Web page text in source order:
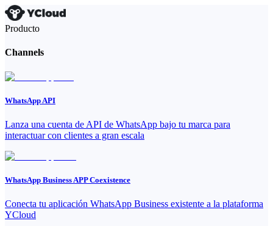
Producto
Channels
WhatsApp API
Lanza una cuenta de API de WhatsApp bajo tu marca para
interactuar con clientes a gran escala
WhatsApp Business APP Coexistence
Conecta tu aplicación WhatsApp Business existente a la plataforma
YCloud